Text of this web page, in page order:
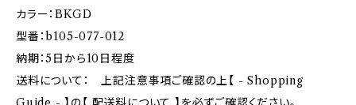
カラー：BKGD
型番：b105-077-012
納期：5日から10日程度
送料について： 上記注意事項ご確認の上【 - Shopping